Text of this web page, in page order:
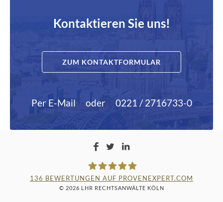
Kontaktieren Sie uns!
ZUM KONTAKTFORMULAR
Per E-Mail oder 0221 / 2716733-0
136 BEWERTUNGEN AUF PROVENEXPERT.COM
© 2026 LHR RECHTSANWÄLTE KÖLN